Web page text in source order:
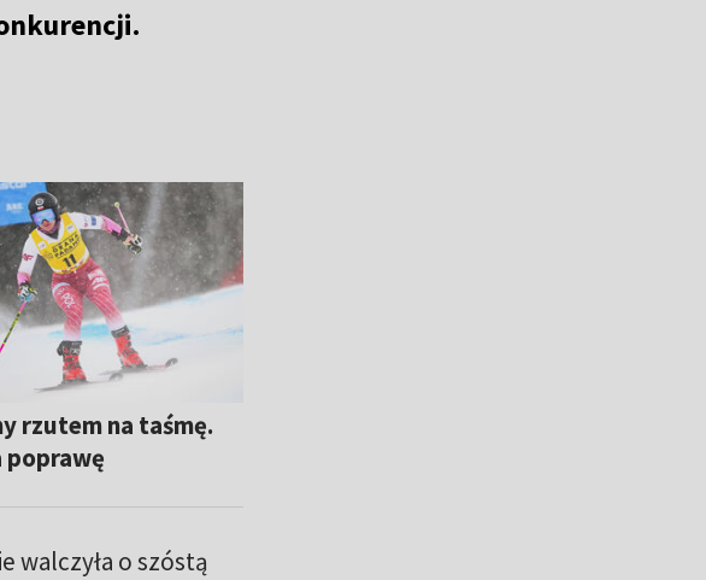
rzutem na taśmę.
poprawę
walczyła o szóstą